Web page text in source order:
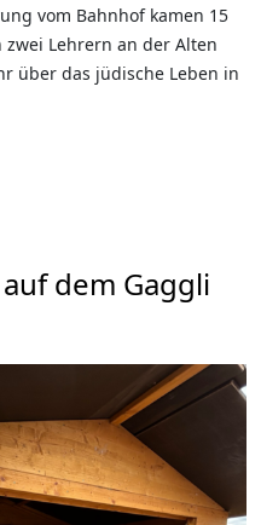
vom Bahnhof kamen 15
Lehrern an der Alten
über das jüdische Leben in
dem Gaggli